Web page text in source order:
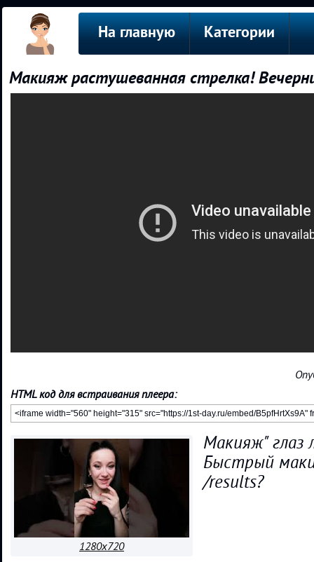
На главную Категории
Макияж растушеванная стрелка!
HTML код для встраивания плеера:
1280x720
Макияж" глаз
Быстрый
/results?